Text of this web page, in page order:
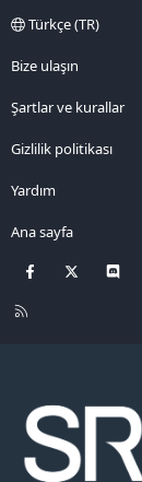
r
Türkçe (TR)
Bize ulaşın
Şartlar ve kurallar
Gizlilik politikası
Yardım
Ana sayfa
Facebook
R